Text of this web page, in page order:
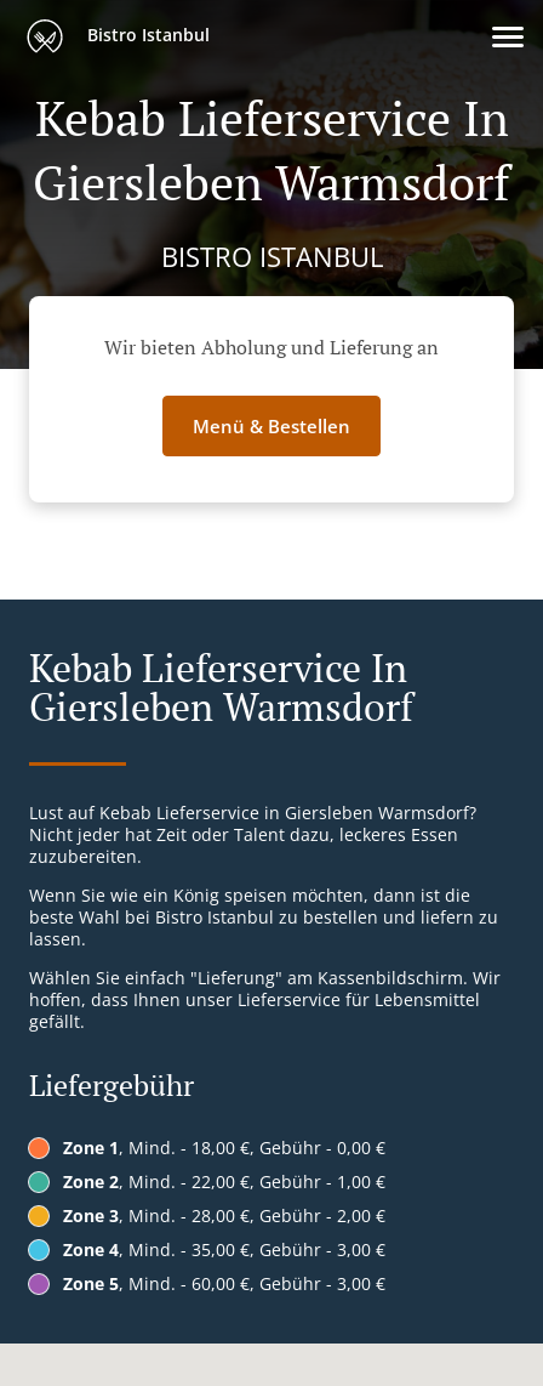
Bistro Istanbul
Kebab Lieferservice In
Giersleben Warmsdorf
BISTRO ISTANBUL
Wir bieten Abholung und Lieferung an
Menü & Bestellen
Kebab Lieferservice In
Giersleben Warmsdorf
Lust auf Kebab Lieferservice in Giersleben Warmsdorf?
Nicht jeder hat Zeit oder Talent dazu, leckeres Essen
zuzubereiten.
Wenn Sie wie ein König speisen möchten, dann ist die
beste Wahl bei Bistro Istanbul zu bestellen und liefern zu
lassen.
Wählen Sie einfach "Lieferung" am Kassenbildschirm. Wir
hoffen, dass Ihnen unser Lieferservice für Lebensmittel
gefällt.
Liefergebühr
Zone 1, Mind. - 18,00 €, Gebühr - 0,00 €
Zone 2, Mind. - 22,00 €, Gebühr - 1,00 €
Zone 3, Mind. - 28,00 €, Gebühr - 2,00 €
Zone 4, Mind. - 35,00 €, Gebühr - 3,00 €
Zone 5, Mind. - 60,00 €, Gebühr - 3,00 €